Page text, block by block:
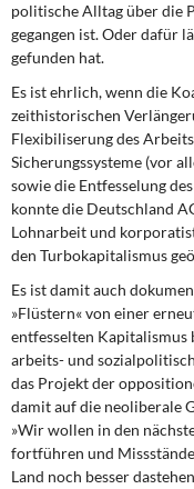
politische Alltag über die
gegangen ist. Oder dafür
gefunden hat.
Es ist ehrlich, wenn die
zeithistorischen
Flexibiliserung des
Sicherungssysteme (vor
sowie die Entfesselung
konnte die Deutschland
Lohnarbeit und
den Turbokapitalismus
Es ist damit auch
»Flüstern« von einer
entfesselten Kapitalismus
arbeits- und
das Projekt der
damit auf die neoliberale
»Wir wollen in den
fortführen und
Land noch besser